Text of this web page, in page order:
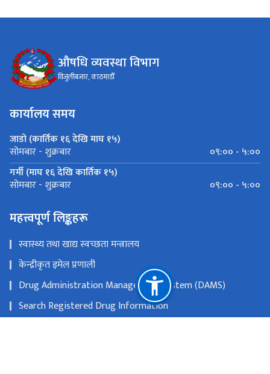
औषधि व्यवस्था विभाग
विजुलीबजार, काठमाडौँ
कार्यालय समय
जाडो (कार्तिक १६ देखि माघ १५)
सोमबार - शुक्रबार
०९:०० - ५:००
गर्मी (माघ १६ देखि कार्तिक १५)
सोमबार - शुक्रबार ०९:०० - ५:००
महत्त्वपूर्ण लिङ्कहरू
स्वास्थ्य तथा खाद्य स्वच्छता मन्त्रालय
केन्द्रीकृत इमेल प्रणाली
Drug Administration Management System (DAMS)
Search Registered Drug Information